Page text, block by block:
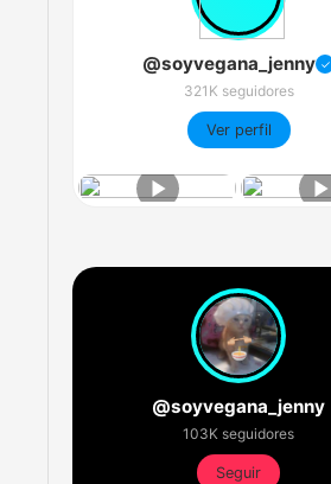
@soyvegana_jenny ✓
321K seguidores
Ver perfil
@soyvegana_jenny
103K seguidores
Seguir